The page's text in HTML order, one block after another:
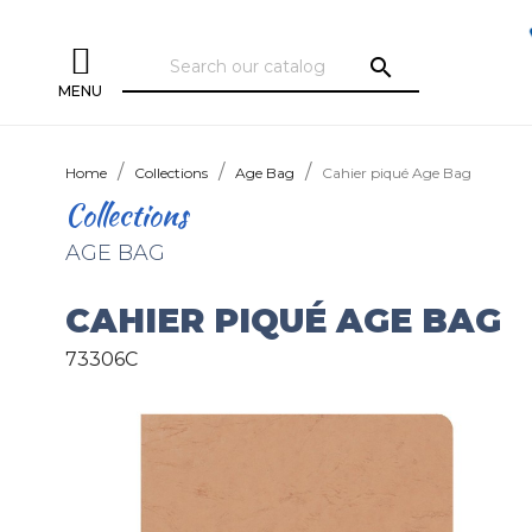
MENU
search
Home Collections Age Bag Cahier piqué Age Bag
Collections
AGE BAG
CAHIER PIQUÉ AGE BAG
73306C